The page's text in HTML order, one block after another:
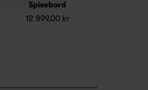
Spisebord
12 899,00 kr